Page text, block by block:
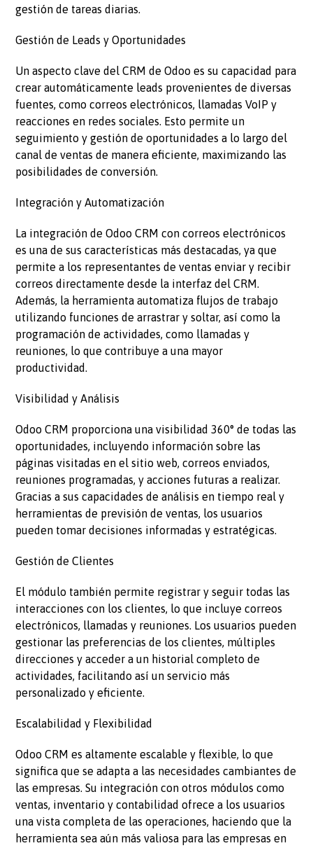
gestión de tareas diarias.
Gestión de Leads y Oportunidades
Un aspecto clave del CRM de Odoo es su capacidad para
crear automáticamente leads provenientes de diversas
fuentes, como correos electrónicos, llamadas VoIP y
reacciones en redes sociales. Esto permite un
seguimiento y gestión de oportunidades a lo largo del
canal de ventas de manera eficiente, maximizando las
posibilidades de conversión.
Integración y Automatización
La integración de Odoo CRM con correos electrónicos
es una de sus características más destacadas, ya que
permite a los representantes de ventas enviar y recibir
correos directamente desde la interfaz del CRM.
Además, la herramienta automatiza flujos de trabajo
utilizando funciones de arrastrar y soltar, así como la
programación de actividades, como llamadas y
reuniones, lo que contribuye a una mayor
productividad.
Visibilidad y Análisis
Odoo CRM proporciona una visibilidad 360° de todas las
oportunidades, incluyendo información sobre las
páginas visitadas en el sitio web, correos enviados,
reuniones programadas, y acciones futuras a realizar.
Gracias a sus capacidades de análisis en tiempo real y
herramientas de previsión de ventas, los usuarios
pueden tomar decisiones informadas y estratégicas.
Gestión de Clientes
El módulo también permite registrar y seguir todas las
interacciones con los clientes, lo que incluye correos
electrónicos, llamadas y reuniones. Los usuarios pueden
gestionar las preferencias de los clientes, múltiples
direcciones y acceder a un historial completo de
actividades, facilitando así un servicio más
personalizado y eficiente.
Escalabilidad y Flexibilidad
Odoo CRM es altamente escalable y flexible, lo que
significa que se adapta a las necesidades cambiantes de
las empresas. Su integración con otros módulos como
ventas, inventario y contabilidad ofrece a los usuarios
una vista completa de las operaciones, haciendo que la
herramienta sea aún más valiosa para las empresas en